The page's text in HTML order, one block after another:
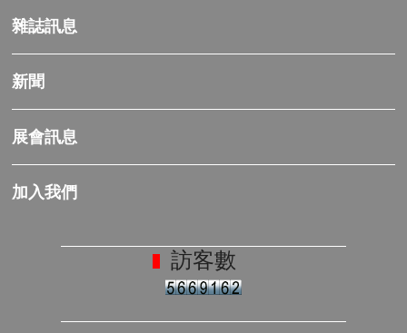
雜誌訊息
新聞
展會訊息
加入我們
訪客數